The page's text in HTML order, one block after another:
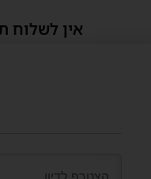
אין לשלוח